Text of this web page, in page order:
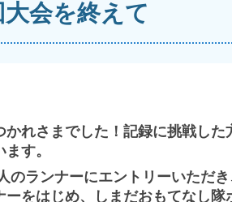
大会を終えて
かれさまでした！記録に挑戦し
す。
のランナーにエントリーいただ
ーをはじめ、しまだおもてなし